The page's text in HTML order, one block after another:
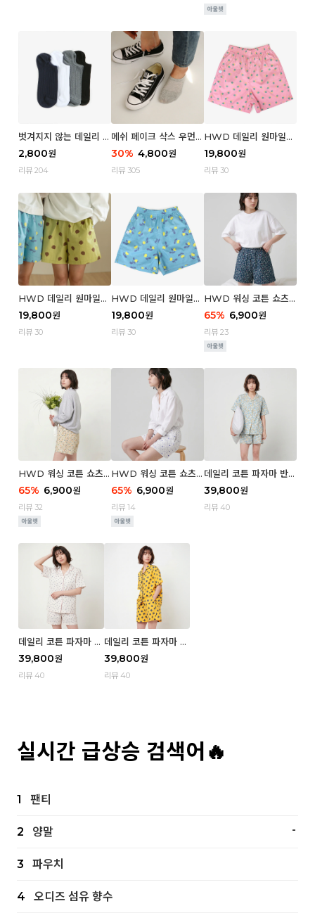
벗겨지지 않는 데일리 페
이크 삭스 (맨)
2,800원
리뷰 204
메쉬 페이크 삭스 우먼 3
P
30% 4,800원
리뷰 305
HWD 데일리 원마일
쇼츠 - 04 Aroma (우
먼)
19,800원
리뷰 30
HWD 데일리 원마일
쇼츠 - 03 Poodle (우
먼)
19,800원
리뷰 30
HWD 데일리 원마일
쇼츠 - 02 Chouchou
(우먼)
19,800원
리뷰 30
HWD 워싱 코튼 쇼츠
(우먼) - 03 Berry tre
e
65% 6,900원
리뷰 23
HWD 워싱 코튼 쇼츠
(우먼) - 02 Retro flo
wer
65% 6,900원
리뷰 32
HWD 워싱 코튼 쇼츠
(우먼) - 01 Blue whal
e
65% 6,900원
리뷰 14
데일리 코튼 파자마 반팔
세트 (우먼) - 03 Sum
mer lane
39,800원
리뷰 40
데일리 코튼 파자마 반
팔 세트 (우먼) - 02
Blue cherry
39,800원
리뷰 40
데일리 코튼 파자마 반
팔 세트 (우먼) - 01 Mi
z
39,800원
리뷰 40
실시간 급상승 검색어🔥
1 팬티
2 양말 -
3 파우치
4 오디즈 섬유 향수